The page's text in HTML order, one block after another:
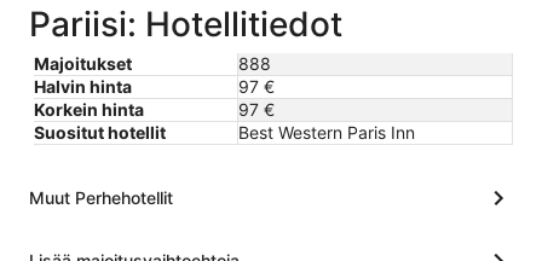
Pariisi: Hotellitiedot
Majoitukset
888
Halvin hinta
97 €
Korkein hinta
97 €
Suositut hotellit
Best Western Paris Inn
Muut Perhehotellit